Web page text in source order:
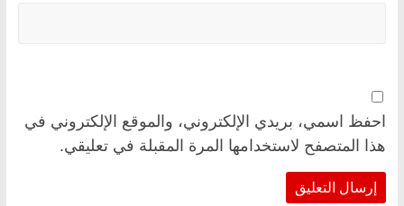
احفظ اسمي، بريدي الإلكتروني، والموقع الإلكتروني في
هذا المتصفح لاستخدامها المرة المقبلة في تعليقي.